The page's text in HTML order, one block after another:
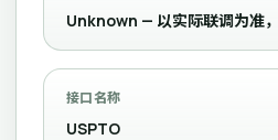
Unknown — 以实际联调为准
接口名称
USPTO